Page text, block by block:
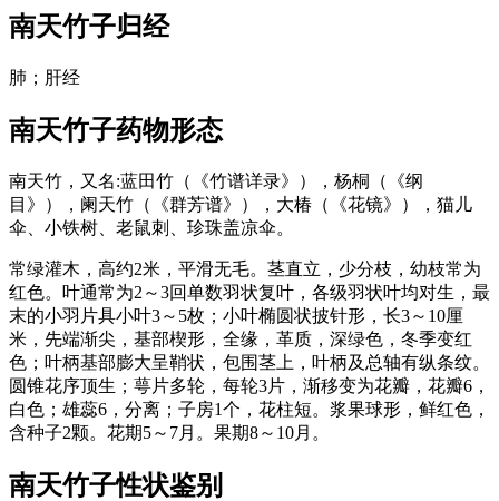
南天竹子归经
肺；肝经
南天竹子药物形态
南天竹，又名:蓝田竹（《竹谱详录》），杨桐（《纲
目》），阑天竹（《群芳谱》），大椿（《花镜》），猫儿
伞、小铁树、老鼠刺、珍珠盖凉伞。
常绿灌木，高约2米，平滑无毛。茎直立，少分枝，幼枝常为
红色。叶通常为2～3回单数羽状复叶，各级羽状叶均对生，最
末的小羽片具小叶3～5枚；小叶椭圆状披针形，长3～10厘
米，先端渐尖，基部楔形，全缘，革质，深绿色，冬季变红
色；叶柄基部膨大呈鞘状，包围茎上，叶柄及总轴有纵条纹。
圆锥花序顶生；萼片多轮，每轮3片，渐移变为花瓣，花瓣6，
白色；雄蕊6，分离；子房1个，花柱短。浆果球形，鲜红色，
含种子2颗。花期5～7月。果期8～10月。
南天竹子性状鉴别